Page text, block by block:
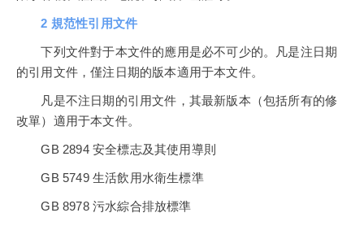
2 規范性引用文件
下列文件對于本文件的應用是必不可少的。凡是注日期
的引用文件，僅注日期的版本適用于本文件。
凡是不注日期的引用文件，其最新版本（包括所有的修
改單）適用于本文件。
GB 2894 安全標志及其使用導則
GB 5749 生活飲用水衛生標準
GB 8978 污水綜合排放標準